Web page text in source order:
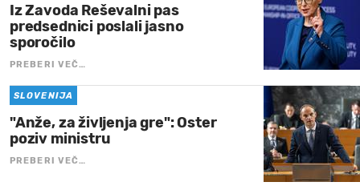
Iz Zavoda Reševalni pas
predsednici poslali jasno
sporočilo
PREBERI VEČ…
SLOVENIJA
"Anže, za življenja gre": Oster
poziv ministru
PREBERI VEČ…